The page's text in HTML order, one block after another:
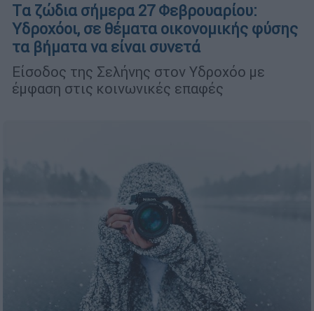
Tα ζώδια σήμερα 27 Φεβρουαρίου:
Υδροχόοι, σε θέματα οικονομικής φύσης
τα βήματα να είναι συνετά
Είσοδος της Σελήνης στον Υδροχόο με
έμφαση στις κοινωνικές επαφές